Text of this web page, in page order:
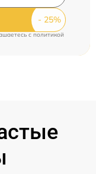
cполитикой